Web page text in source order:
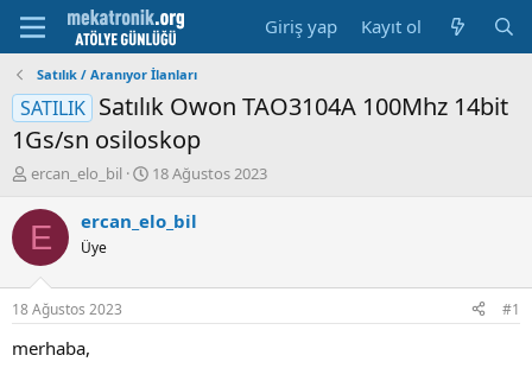
Giriş yap Kayıt ol
Satılık / Aranıyor İlanları
SATILIK Satılık Owon TAO3104A 100Mhz 14bit
1Gs/sn osiloskop
K
n
u
u
b
a
ş
ercan_elo_bil
B
ş
t
18 Ağustos 2023
E ercan_elo_bil
Üye
18 Ağustos 2023 #1
merhaba,